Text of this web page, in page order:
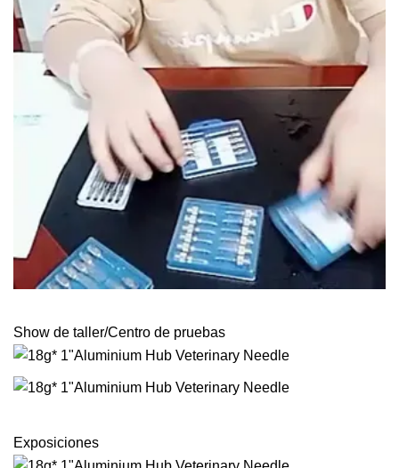
Show de taller/Centro de pruebas
Exposiciones